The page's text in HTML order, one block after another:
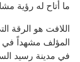
ما أتاح له رؤية
اللافت هو الرقة
المؤلف مشهداً في
في مدينة رسيد